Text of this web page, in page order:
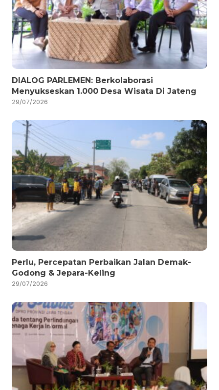
DIALOG PARLEMEN: Berkolaborasi
Menyukseskan 1.000 Desa Wisata Di Jateng
29/07/2026
Perlu, Percepatan Perbaikan Jalan Demak-
Godong & Jepara-Keling
29/07/2026